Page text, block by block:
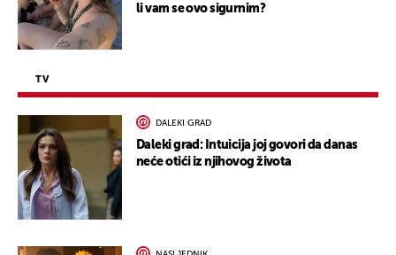
li vam se ovo sigurnim?
TV
DALEKI GRAD
Daleki grad: Intuicija joj govori da danas
neće otići iz njihovog života